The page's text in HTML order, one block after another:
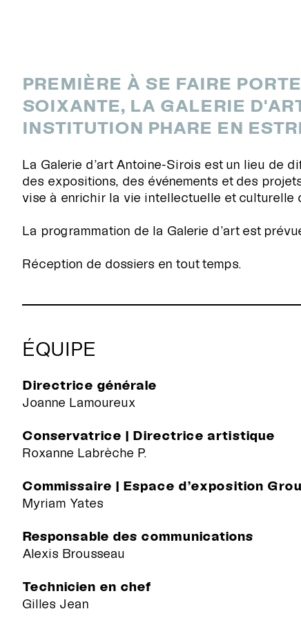
RECHERCHE
PREMIÈRE À SE FAIRE
SOIXANTE, LA GALERIE
INSTITUTION PHARE EN
ÉQUIPE
Directrice générale
Joanne Lamoureux
Conservatrice | Directrice artistique
Roxanne Labrèche P.
Commissaire | Espace d’exposition
Myriam Yates
Responsable des communications
Alexis Brousseau
Technicien en chef
Gilles Jean
La Galerie d’art Antoine-Sirois est un lieu de
des expositions, des événements et des
vise à enrichir la vie intellectuelle et culturelle
La programmation de la Galerie d’art est
Réception de dossiers en tout temps.